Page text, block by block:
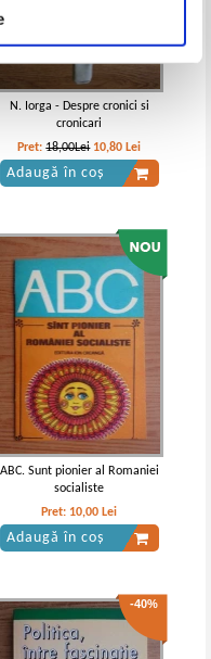
N. Iorga - Despre cronici si
cronicari
Pret:18,00Lei 10,80 Lei
Adaugă în coș
ABC. Sunt pionier al Romaniei
socialiste
Pret: 10,00 Lei
Adaugă în coș
-40%